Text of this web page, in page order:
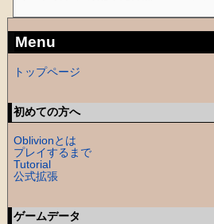
Menu
トップページ
初めての方へ
Oblivionとは
プレイするまで
Tutorial
公式拡張
ゲームデータ